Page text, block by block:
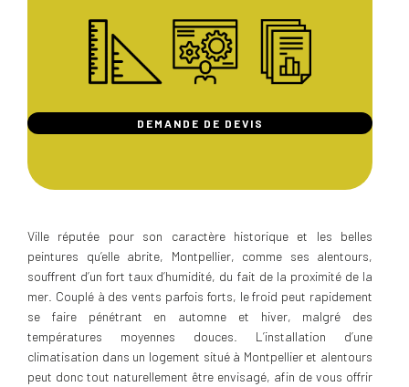
DEMANDE DE DEVIS
Ville réputée pour son caractère historique et les belles
peintures qu’elle abrite, Montpellier, comme ses alentours,
souffrent d’un fort taux d’humidité, du fait de la proximité de la
mer. Couplé à des vents parfois forts, le froid peut rapidement
se faire pénétrant en automne et hiver, malgré des
températures moyennes douces. L’installation d’une
climatisation dans un logement situé à Montpellier et alentours
peut donc tout naturellement être envisagé, afin de vous offrir